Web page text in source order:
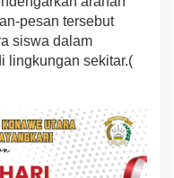
pesan tersebut
siswa dalam
lingkungan sekitar.(